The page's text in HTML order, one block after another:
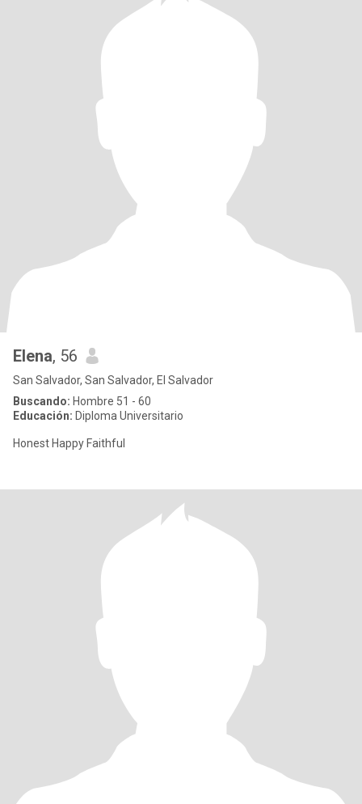
Elena, 56
San Salvador, San Salvador, El Salvador
Buscando: Hombre 51 - 60
Educación: Diploma Universitario
Honest Happy Faithful